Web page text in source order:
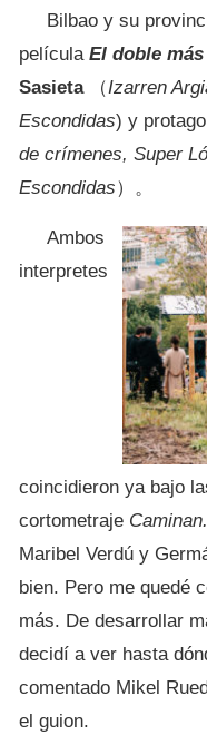
Bilbao y su
película El doble más
Sasieta（Izarren
Escondidas) y
de crímenes, Super
Escondidas）。
Ambos
interpretes
coincidieron ya bajo
cortometraje
Maribel Verdú y
bien. Pero me quedé
más. De desarrollar
decidí a ver hasta
comentado Mikel
el guion.